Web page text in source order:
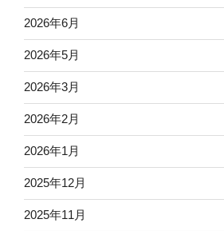
2026年6月
2026年5月
2026年3月
2026年2月
2026年1月
2025年12月
2025年11月